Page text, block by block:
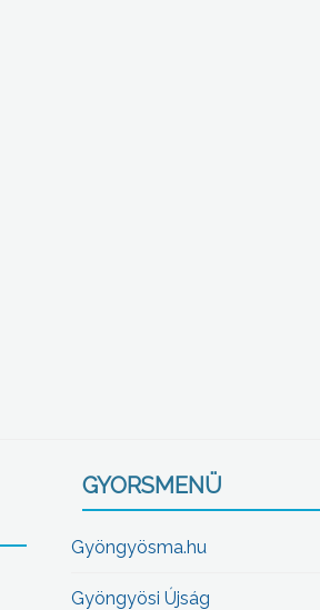
GYORSMENÜ
Gyöngyösma.hu
Gyöngyösi Újság